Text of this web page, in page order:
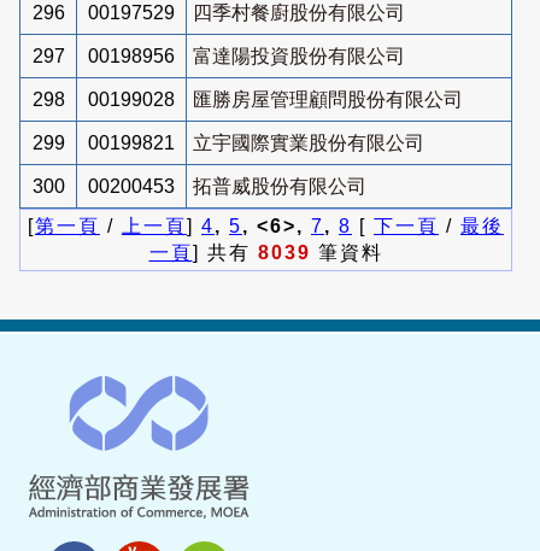
296 00197529 四季村餐廚股份有限公司
297 00198956 富達陽投資股份有限公司
298 00199028 匯勝房屋管理顧問股份有限公司
299 00199821 立宇國際實業股份有限公司
300 00200453
拓普威股份有限公司
[第一頁 / 上一頁] 4, 5, <6>, 7, 8 [ 下一頁 / 最後
一頁] 共有 8039 筆資料